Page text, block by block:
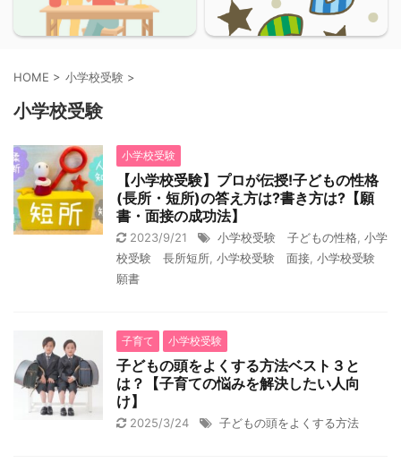
HOME > 小学校受験 >
小学校受験
小学校受験
【小学校受験】プロが伝授!子どもの性格
(長所・短所)の答え方は?書き方は?【願
書・面接の成功法】
2023/9/21 小学校受験 子どもの性格 小学
校受験 長所短所 小学校受験 面接 小学校受験
願書
子育て 小学校受験
子どもの頭をよくする方法ベスト３と
は？【子育ての悩みを解決したい人向
け】
2025/3/24 子どもの頭をよくする方法